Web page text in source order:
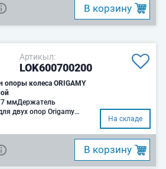
B корзину
Артикыл:
LOK600700200
опоры колеса ORIGAMY
ммДержатель
двух опор Origamy
На складе
B корзину